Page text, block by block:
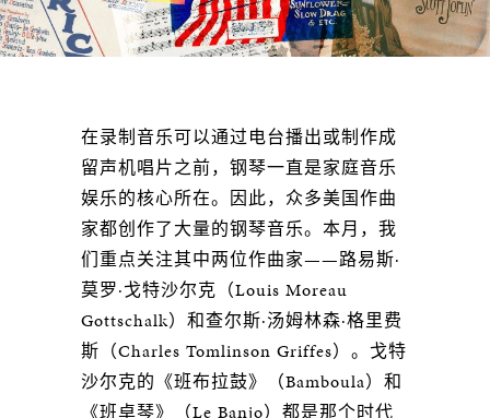
在录制音乐可以通过电台播出或制作成
留声机唱片之前，钢琴一直是家庭音乐
娱乐的核心所在。因此，众多美国作曲
家都创作了大量的钢琴音乐。本月，我
们重点关注其中两位作曲家——路易斯·
莫罗·戈特沙尔克（Louis Moreau
Gottschalk）和查尔斯·汤姆林森·格里费
斯（Charles Tomlinson Griffes）。戈特
沙尔克的《班布拉鼓》（Bamboula）和
《班卓琴》（Le Banjo）都是那个时代